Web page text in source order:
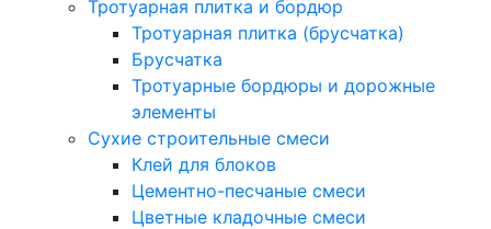
Тротуарная плитка и бордюр
Тротуарная плитка (брусчатка)
Брусчатка
Тротуарные бордюры и дорожные
элементы
Сухие строительные смеси
Клей для блоков
Цементно-песчаные смеси
Цветные кладочные смеси